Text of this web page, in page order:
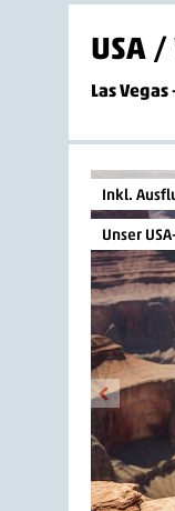
USA
Las
Inkl.
Unser